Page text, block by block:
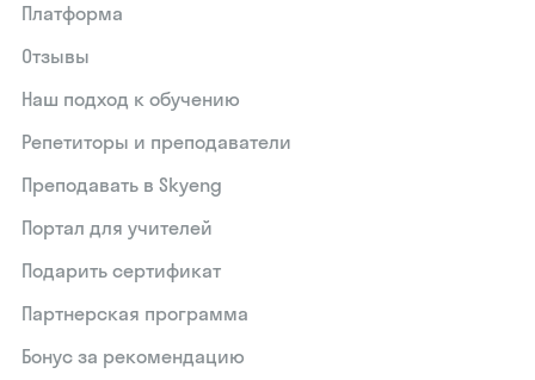
Платформа
Отзывы
Наш подход к обучению
Репетиторы и преподаватели
Преподавать в Skyeng
Портал для учителей
Подарить сертификат
Партнерская программа
Бонус за рекомендацию